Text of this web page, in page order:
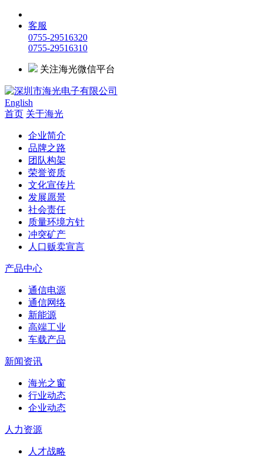
客服
0755-29516320
0755-29516310
关注海光微信平台
English
首页 关于海光
企业简介
品牌之路
团队构架
荣誉资质
文化宣传片
发展愿景
社会责任
质量环境方针
冲突矿产
人口贩卖宣言
产品中心
通信电源
通信网络
新能源
高端工业
车载产品
新闻资讯
海光之窗
行业动态
企业动态
人力资源
人才战略